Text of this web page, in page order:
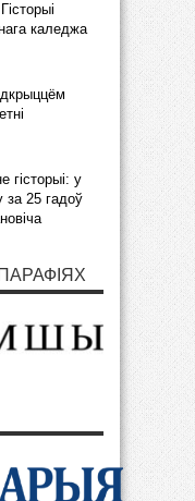
каледжа
гісторыі: у
за 25 гадоў